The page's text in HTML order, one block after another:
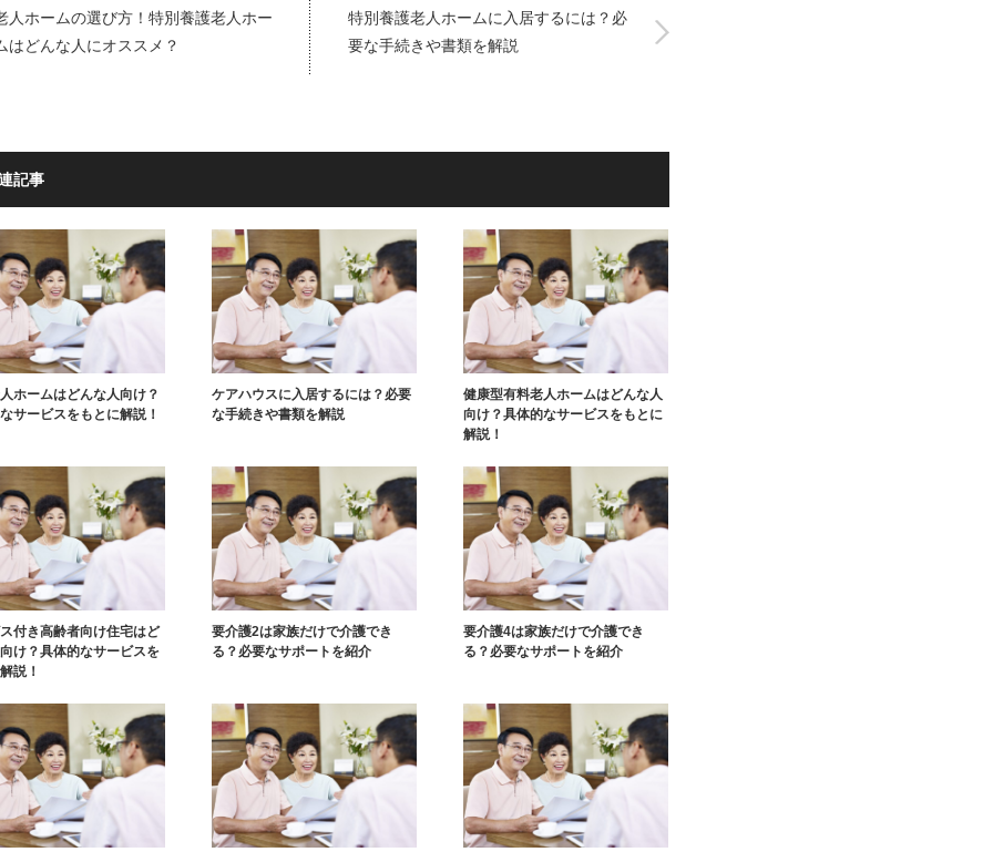
人ホームの選び方！特別養護老人ホー
はどんな人にオススメ？
特別養護老人ホームに入居するには？必
要な手続きや書類を解説
記事
ホームはどんな人向け？
サービスをもとに解説！
ケアハウスに入居するには？必要
な手続きや書類を解説
健康型有料老人ホームはどんな人
向け？具体的なサービスをもとに
解説！
付き高齢者向け住宅はど
け？具体的なサービスを
説！
要介護2は家族だけで介護でき
る？必要なサポートを紹介
要介護4は家族だけで介護でき
る？必要なサポートを紹介